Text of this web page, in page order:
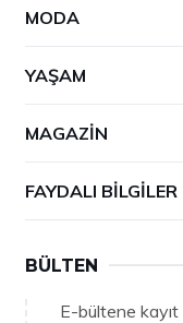
MODA
YAŞAM
MAGAZIN
FAYDALI BILGILER
BÜLTEN
E-bültene